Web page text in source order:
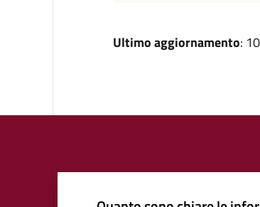
Ultimo aggiornamento: